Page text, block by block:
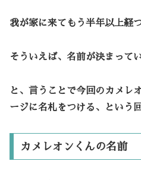
我が家に来てもう半年以上経
そういえば、名前が決まって
と、言うことで今回のカメレ
ージに名札をつける、という回
カメレオンくんの名前